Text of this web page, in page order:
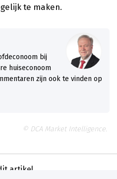
te maken.
bij
huiseconoom
zijn ook te vinden op
© DCA Market Intelligence.
artikel